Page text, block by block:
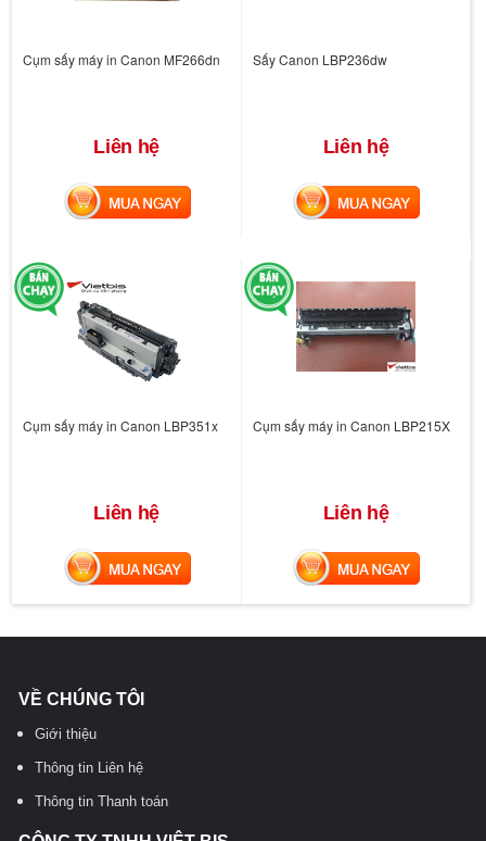
Cụm sấy máy in Canon MF266dn
Liên hệ
MUA NGAY
Sấy Canon LBP236dw
Liên hệ
MUA NGAY
Cụm sấy máy in Canon LBP351x
Liên hệ
MUA NGAY
Cụm sấy máy in Canon LBP215X
Liên hệ
MUA NGAY
VỀ CHÚNG TÔI
Giới thiệu
Thông tin Liên hệ
Thông tin Thanh toán